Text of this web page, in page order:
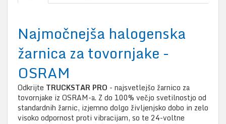
Najmočnejša halogenska
žarnica za tovornjake -
OSRAM
Odkrijte TRUCKSTAR PRO - najsvetlejšo žarnico za
tovornjake iz OSRAM-a. Z do 100% večjo svetilnostjo od
standardnih žarnic, izjemno dolgo življenjsko dobo in zelo
visoko odpornost proti vibracijam, so te 24-voltne